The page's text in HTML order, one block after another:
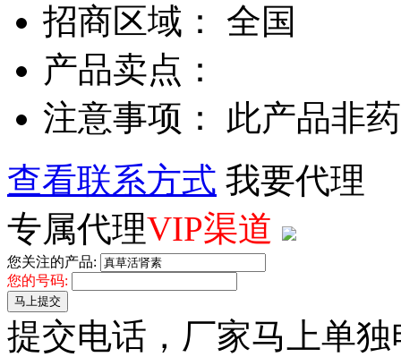
招商区域： 全国
产品卖点：
注意事项： 此产品非
查看联系方式 我要代理
专属代理VIP渠道
您关注的产品:
您的号码:
马上提交
提交电话，厂家马上单